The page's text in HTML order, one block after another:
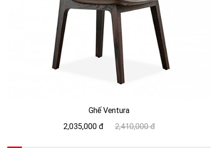
Ghế Ventura
2,035,000 đ
2,410,000 đ